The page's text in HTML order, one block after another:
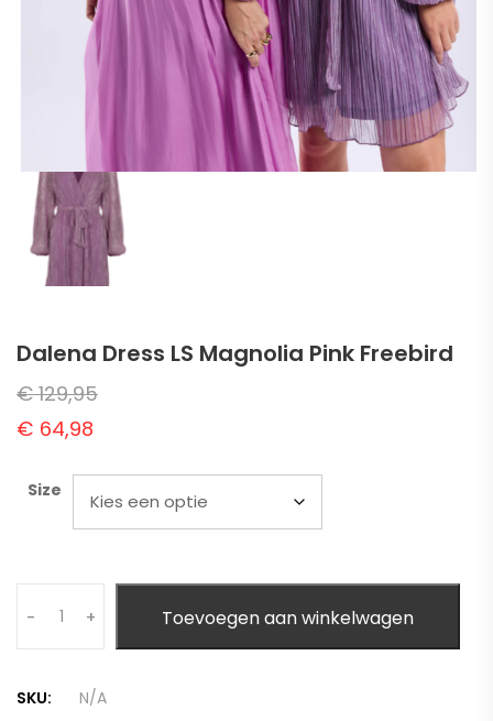
Dalena Dress LS Magnolia Pink Freebird
€129,95
€ 64,98
Size
-
+ Toevoegen aan winkelwagen
SKU:
N/A